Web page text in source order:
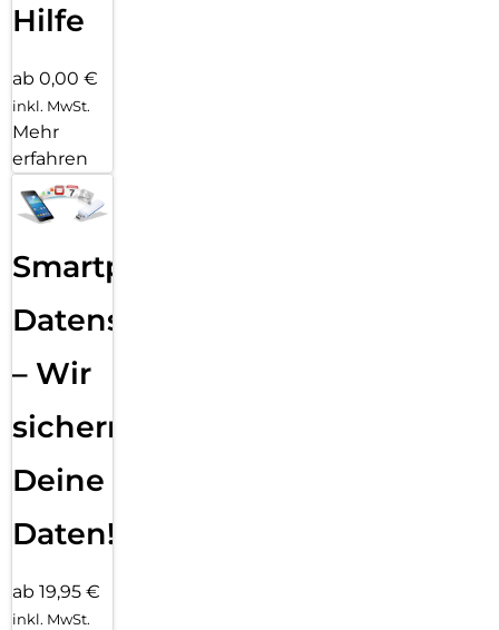
Hilfe
ab 0,00 €
inkl. MwSt.
Mehr
erfahren
Smartphone
Datensicherung
– Wir
sichern
Deine
Daten!
ab 19,95 €
inkl. MwSt.